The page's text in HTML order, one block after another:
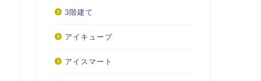
3階建て
アイキューブ
アイスマート